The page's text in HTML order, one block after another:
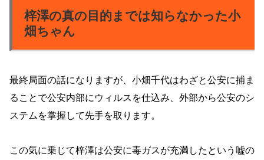
梓澤の真の目的までは知らなかった小
畑ちゃん
最終局面の話になりますが、小畑千代はわざと公安に捕ま
ることで公安内部にウィルスを仕込み、外部から公安のシ
ステムを掌握して先手を取ります。
この気に乗じて梓澤は公安に毒ガスが充満したという嘘の